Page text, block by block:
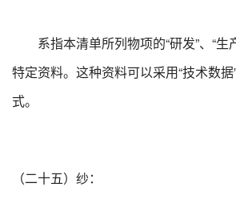
系指本清单所列物项的“研发”、“生
特定资料。这种资料可以采用“技术数据
式。
（二十五）纱：